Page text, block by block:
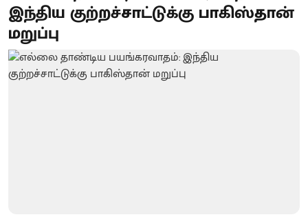
இந்திய குற்றச்சாட்டுக்கு பாகிஸ்தான்
மறுப்பு